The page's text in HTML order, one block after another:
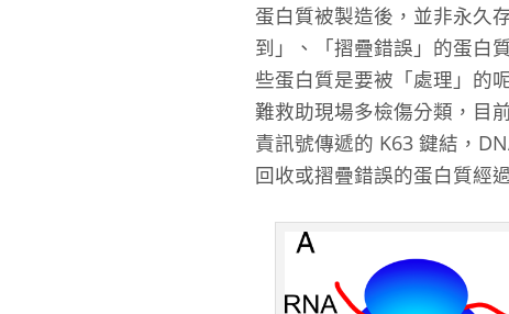
蛋白質被製造後，並非永久
到」、「摺疊錯誤」的蛋白
些蛋白質是要被「處理」的
難救助現場多檢傷分類，目
責訊號傳遞的 K63 鍵結，
回收或摺疊錯誤的蛋白質經